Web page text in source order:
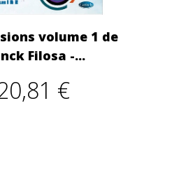
volume 1 de
Filosa -...
€